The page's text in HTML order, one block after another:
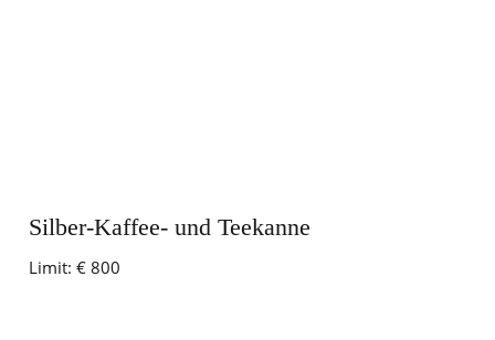
Silber-Kaffee- und Teekanne
Limit: € 800